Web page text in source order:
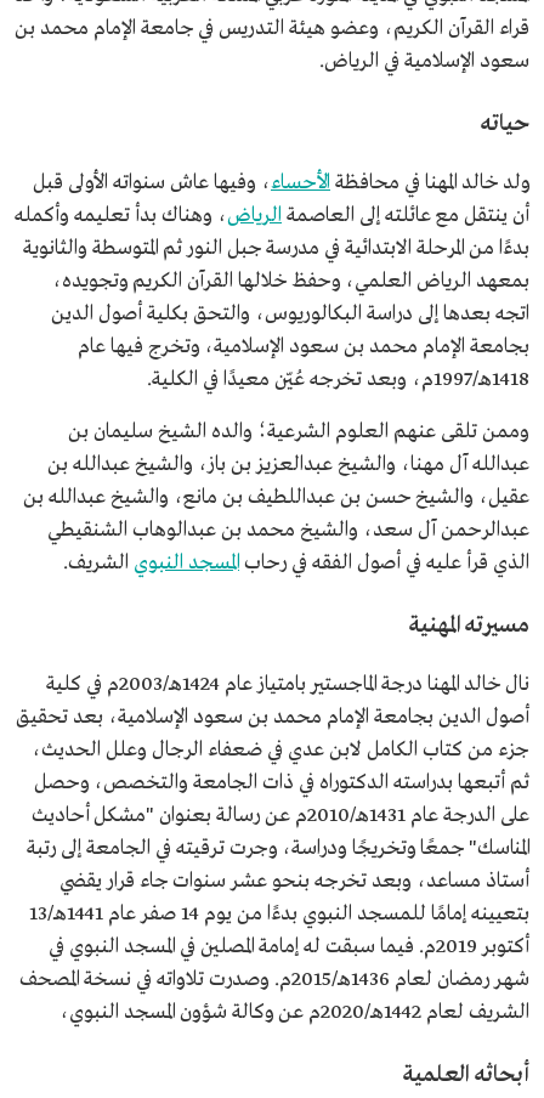
تاريخ الميلاد
1976م.
مكان الميلاد
محافظة الأحساء.
المؤهلات العلمية
بكالوريوس كلية أصول الدين من جامعة الإمام محمد بن
سعود الإسلامية.
ماجستير كلية أصول الدين من جامعة الإمام محمد بن
سعود الإسلامية.
دكتوراه كلية أصول الدين من جامعة الإمام مجمد بن
سعود الإسلامية.
قراء القرآن الكريم، وعضو هيئة التدريس في جامعة الإمام محمد بن
سعود الإسلامية في الرياض.
حياته
ولد خالد المهنا في محافظة الأحساء، وفيها عاش سنواته الأولى قبل
أن ينتقل مع عائلته إلى العاصمة الرياض، وهناك بدأ تعليمه وأكمله
بدءًا من المرحلة الابتدائية في مدرسة جبل النور ثم المتوسطة والثانوية
بمعهد الرياض العلمي، وحفظ خلالها القرآن الكريم وتجويده،
اتجه بعدها إلى دراسة البكالوريوس، والتحق بكلية أصول الدين
بجامعة الإمام محمد بن سعود الإسلامية، وتخرج فيها عام
1418هـ/1997م، وبعد تخرجه عُيّن معيدًا في الكلية.
وممن تلقى عنهم العلوم الشرعية؛ والده الشيخ سليمان بن
عبدالله آل مهنا، والشيخ عبدالعزيز بن باز، والشيخ عبدالله بن
عقيل، والشيخ حسن بن عبداللطيف بن مانع، والشيخ عبدالله بن
عبدالرحمن آل سعد، والشيخ محمد بن عبدالوهاب الشنقيطي
الذي قرأ عليه في أصول الفقه في رحابالمسجد النبوي الشريف.
مسيرته المهنية
نال خالد المهنا درجة الماجستير بامتياز عام 1424هـ/2003م في كلية
أصول الدين بجامعة الإمام محمد بن سعود الإسلامية، بعد تحقيق
جزء من كتاب الكامل لابن عدي في ضعفاء الرجال وعلل الحديث،
ثم أتبعها بدراسته الدكتوراه في ذات الجامعة والتخصص، وحصل
على الدرجة عام 1431هـ/2010م عن رسالة بعنوان "مشكل أحاديث
المناسك" جمعًا وتخريجًا ودراسة، وجرت ترقيته في الجامعة إلى رتبة
أستاذ مساعد، وبعد تخرجه بنحو عشر سنوات جاء قرار يقضي
بتعيينه إمامًا للمسجد النبوي بدءًا من يوم 14 صفر عام 1441هـ/13
أكتوبر 2019م. فيما سبقت له إمامة المصلين في المسجد النبوي في
شهر رمضان لعام 1436هـ/2015م. وصدرت تلاواته في نسخة المصحف
الشريف لعام 1442هـ/2020م عن وكالة شؤون المسجد النبوي،
أبحاثه العلمية